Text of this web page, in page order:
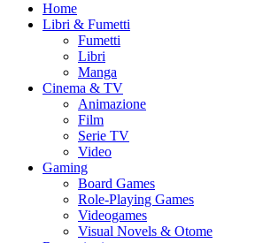
Home
Libri & Fumetti
Fumetti
Libri
Manga
Cinema & TV
Animazione
Film
Serie TV
Video
Gaming
Board Games
Role-Playing Games
Videogames
Visual Novels & Otome